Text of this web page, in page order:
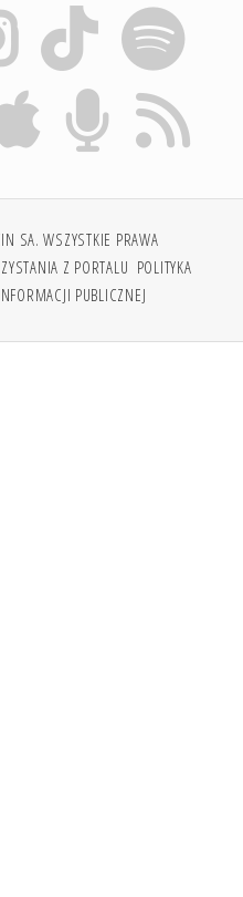
SA. WSZYSTKIE PRAWA
Z PORTALU POLITYKA
PUBLICZNEJ